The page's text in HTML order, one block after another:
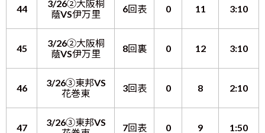
44
3/26②大阪桐
蔭VS伊万里
6回表 0 11 3:10
45
3/26②大阪桐
蔭VS伊万里
8回裏 0 12 3:10
46
3/26③東邦VS
花巻東
3回表 0 8 2:10
47
3/26③東邦VS
7回表 0 9 1:50